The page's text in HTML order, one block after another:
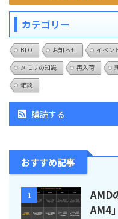
カテゴリー
BTO お知らせ イベン
メモリの知識
再入荷
雑談
購読する
おすすめ記事
1
AMD
AM4